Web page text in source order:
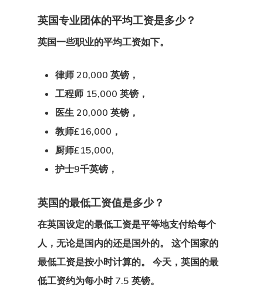
英国专业团体的平均工资是多少？
英国一些职业的平均工资如下。
律师 20,000 英镑，
工程师 15,000 英镑，
医生 20,000 英镑，
教师£16,000，
厨师£15,000,
护士9千英镑，
英国的最低工资值是多少？
在英国设定的最低工资是平等地支付给每个
人，无论是国内的还是国外的。 这个国家的
最低工资是按小时计算的。 今天，英国的最
低工资约为每小时 7.5 英镑。
GDPR